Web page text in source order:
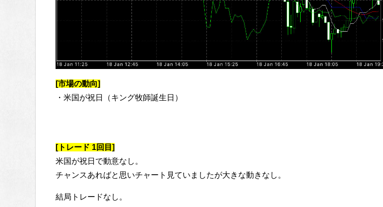
[市場の動向]
・米国が祝日（キング牧師誕生日）
[トレード 1回目]
米国が祝日で動意なし。
チャンスあればと思いチャート見ていましたが大きな動きなし。
結局トレードなし。